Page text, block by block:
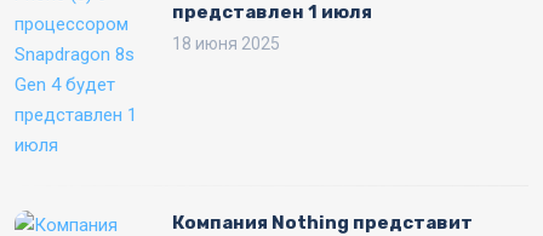
представлен 1 июля
18 июня 2025
Компания Nothing представит